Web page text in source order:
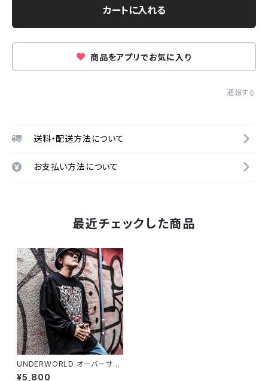
カートに入れる
商品をアプリでお気に入り
通報する
送料・配送方法について
お支払い方法について
最近チェックした商品
UNDERWORLD オーバーサイ
ズL/S Tシャツ
¥5,800